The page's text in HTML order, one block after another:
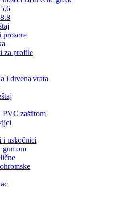
prozore
za profile
i drvena vrata
PVC zaštitom
i uskočnici
gumom